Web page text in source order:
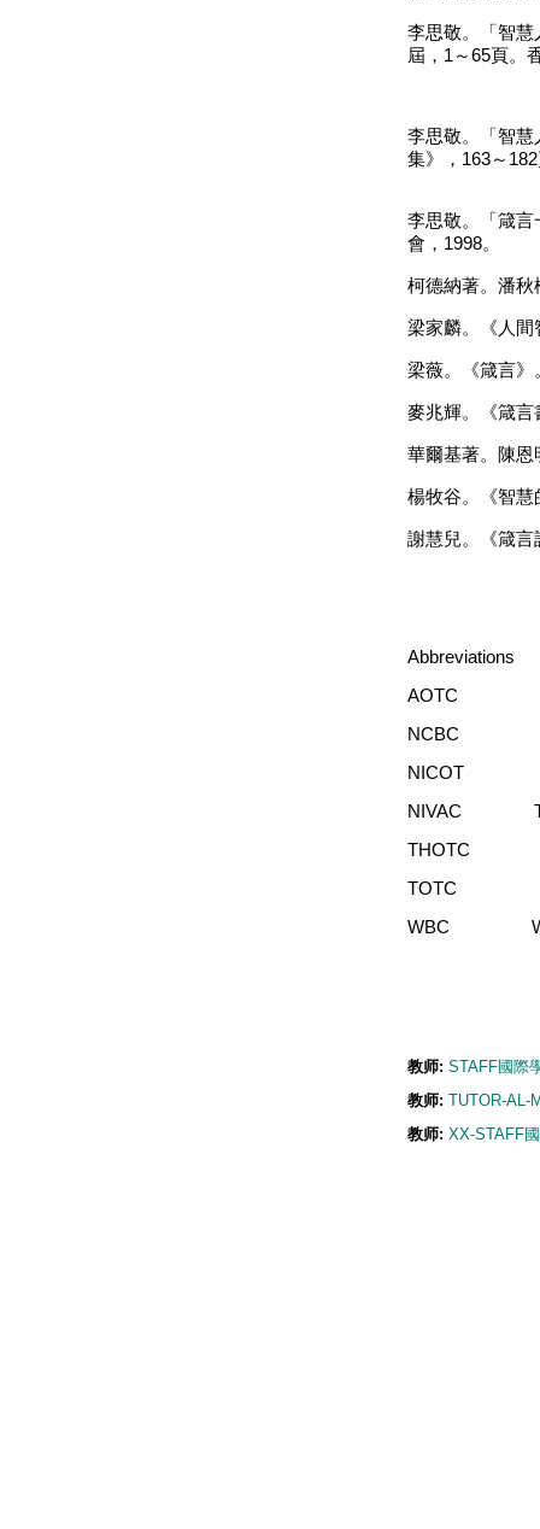
李思敬。「智慧
屆， 1 ～65頁。
李思敬。「智慧
集》， 163～ 182
李思敬。「箴言
會， 1998。
柯德納著。潘秋
梁家麟。《人間
梁薇。《箴言》
麥兆輝。《箴言
華爾基著。陳恩
楊牧谷。《智慧
謝慧兒。《箴言
Abbreviations
AOTC
NCBC The
NICOT New
NIVAC The
THOTC The
TOTC
WBC Word
教师: STAFF國際
教师: TUTOR-AL-
教师: XX-STAFF